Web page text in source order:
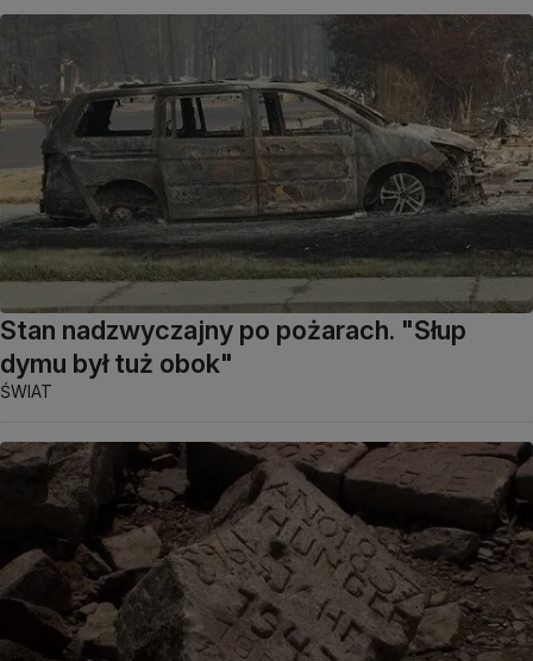
Stan nadzwyczajny po pożarach. "Słup
dymu był tuż obok"
ŚWIAT